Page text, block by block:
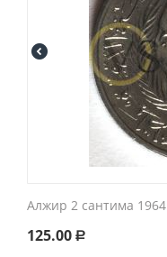
Алжир 2 сантима 1964
125.00 Р